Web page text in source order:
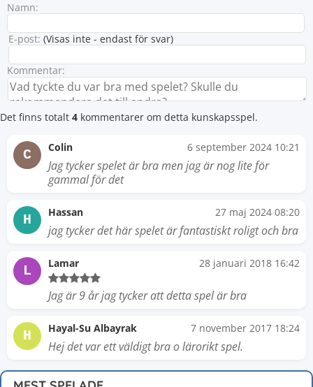
Namn:
E-post: (Visas inte - endast för svar)
Kommentar:
Det finns totalt 4 kommentarer om detta kunskapsspel.
C Colin 6 september 2024 10:21
Jag tycker spelet är bra men jag är nog lite för
gammal för det
H Hassan 27 maj 2024 08:20
jag tycker det här spelet är fantastiskt roligt och bra
L Lamar 28 januari 2018 16:42
Jag är 9 år jag tycker att detta spel är bra
H Hayal-Su Albayrak 7 november 2017 18:24
Hej det var ett väldigt bra o lärorikt spel.